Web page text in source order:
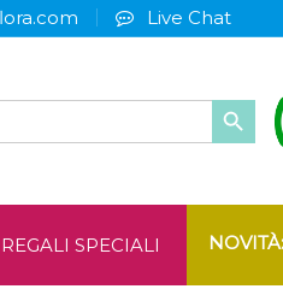
Live Chat
REGALI SPECIALI